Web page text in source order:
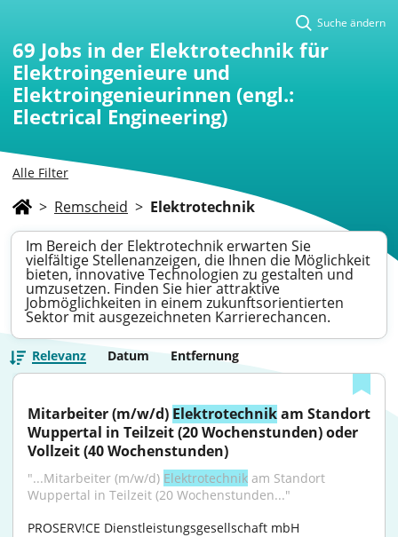
Alle Filter
Suche ändern
69 Jobs in der Elektrotechnik für
Elektroingenieure und
Elektroingenieurinnen (engl.:
Electrical Engineering)
> Remscheid > Elektrotechnik
Im Bereich der Elektrotechnik erwarten Sie
vielfältige Stellenanzeigen, die Ihnen die Möglichkeit
bieten, innovative Technologien zu gestalten und
umzusetzen. Finden Sie hier attraktive
Jobmöglichkeiten in einem zukunftsorientierten
Sektor mit ausgezeichneten Karrierechancen.
Relevanz Datum Entfernung
Mitarbeiter (m/w/d) Elektrotechnik am Standort
Wuppertal in Teilzeit (20 Wochenstunden) oder
Vollzeit (40 Wochenstunden)
"...Mitarbeiter (m/w/d) Elektrotechnik am Standort
Wuppertal in Teilzeit (20 Wochenstunden..."
PROSERV!CE Dienstleistungsgesellschaft mbH